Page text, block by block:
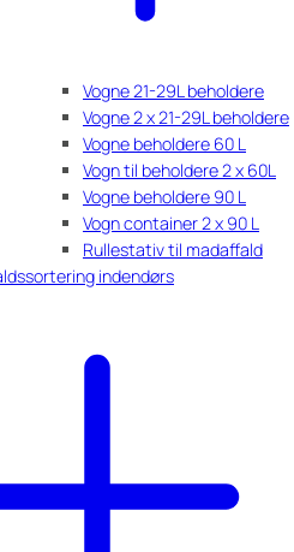
Vogne 21-29L beholdere
Vogne 2 x 21-29L beholdere
Vogne beholdere 60 L
Vogn til beholdere 2 x 60L
Vogne beholdere 90 L
Vogn container 2 x 90 L
Rullestativ til madaffald
indendørs